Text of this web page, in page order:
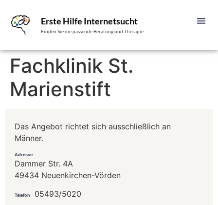
Erste Hilfe Internetsucht
Finden Sie die passende Beratung und Therapie
Fachklinik St.
Marienstift
Das Angebot richtet sich ausschließlich an
Männer.
Adresse
Dammer Str. 4A
49434 Neuenkirchen-Vörden
Telefon 05493/5020